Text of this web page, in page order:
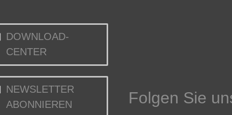
DOWNLOAD-
CENTER
NEWSLETTER
ABONNIEREN
Folgen Sie